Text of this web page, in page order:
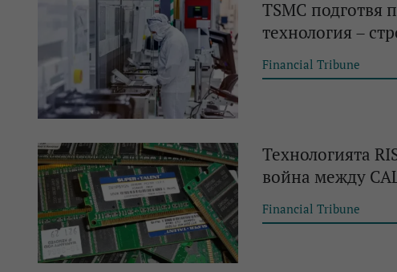
TSMC подготвя
технология –
Financial Tribune
Технологията
война между
Financial Tribune